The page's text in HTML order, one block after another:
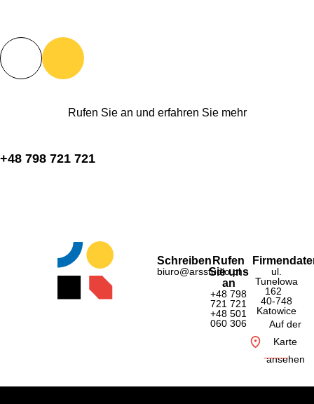
Rufen Sie an und erfahren Sie mehr
+48 798 721 721
Schreiben
biuro@arsstudio.pl
Rufen
Sie uns
an
+48 798
721 721
+48 501
060 306
ul.
Tunelowa
162
40-748
Katowice
Auf der
Karte
ansehen